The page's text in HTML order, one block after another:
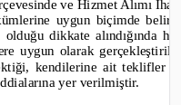
ve Hizmet Alımı
uygun biçimde
olduğu dikkate alındığında
uygun olarak
kendilerine ait teklifler
yer verilmiştir.